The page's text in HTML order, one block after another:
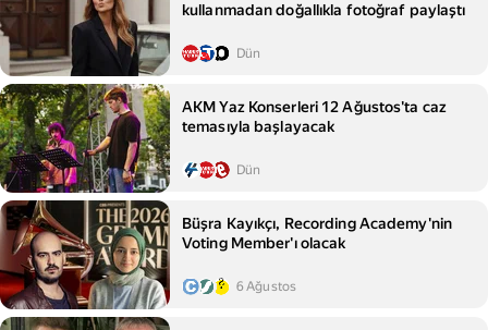
kullanmadan doğallıkla fotoğraf paylaştı
Dün
AKM Yaz Konserleri 12 Ağustos'ta caz
temasıyla başlayacak
Dün
Büşra Kayıkçı, Recording Academy'nin
Voting Member'ı olacak
6 Ağustos